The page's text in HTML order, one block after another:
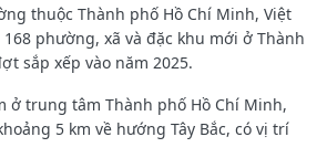
thuộc Thành phố Hồ Chí Minh, Việt
phường, xã và đặc khu mới ở Thành
sắp xếp vào năm 2025.
ở trung tâm Thành phố Hồ Chí Minh,
5 km về hướng Tây Bắc, có vị trí